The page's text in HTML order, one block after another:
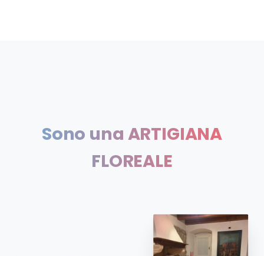
unaARTIGIANA